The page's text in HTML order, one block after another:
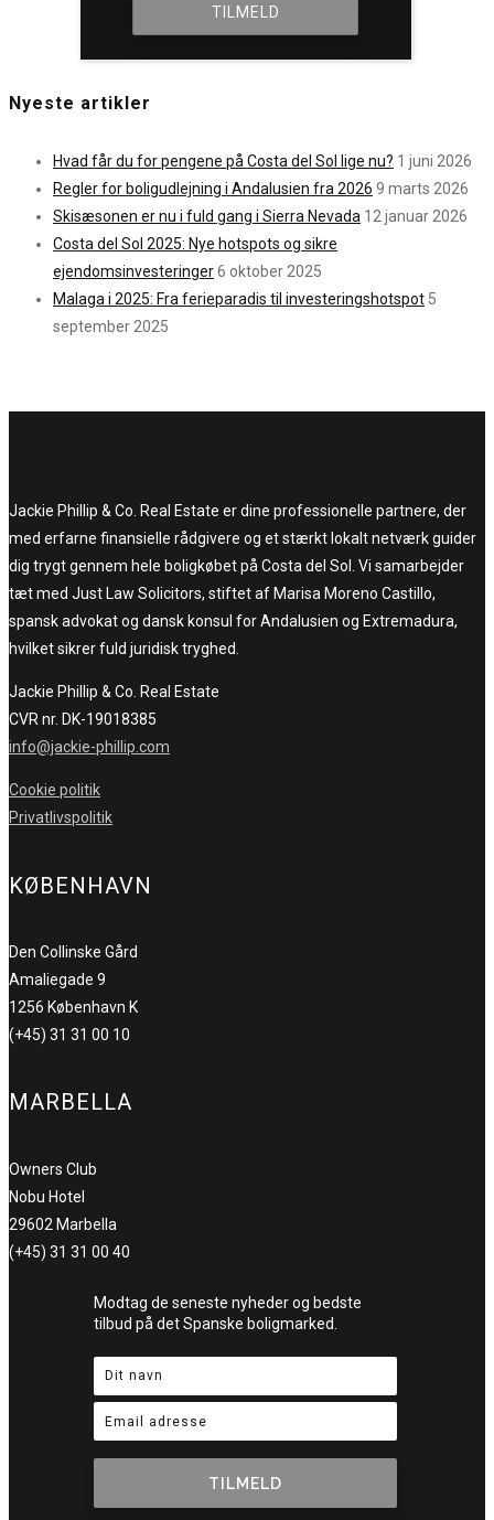
TILMELD
Nyeste artikler
Hvad får du for pengene på Costa del Sol lige nu? 1 juni 2026
Regler for boligudlejning i Andalusien fra 2026 9 marts 2026
Skisæsonen er nu i fuld gang i Sierra Nevada 12 januar 2026
Costa del Sol 2025: Nye hotspots og sikre
ejendomsinvesteringer6 oktober 2025
Malaga i 2025: Fra ferieparadis til investeringshotspot 5
september 2025
Jackie Phillip & Co. Real Estate er dine professionelle partnere, der
med erfarne finansielle rådgivere og et stærkt lokalt netværk guider
dig trygt gennem hele boligkøbet på Costa del Sol. Vi samarbejder
tæt med Just Law Solicitors, stiftet af Marisa Moreno Castillo,
spansk advokat og dansk konsul for Andalusien og Extremadura,
hvilket sikrer fuld juridisk tryghed.
Jackie Phillip & Co. Real Estate
CVR nr. DK-19018385
info@jackie-phillip.com
Cookie politik
Privatlivspolitik
KØBENHAVN
Den Collinske Gård
Amaliegade 9
1256 København K
(+45) 31 31 00 10
MARBELLA
Owners Club
Nobu Hotel
29602 Marbella
(+45) 31 31 00 40
TILMELD
Modtag de seneste nyheder og bedste
tilbud på det Spanske boligmarked.